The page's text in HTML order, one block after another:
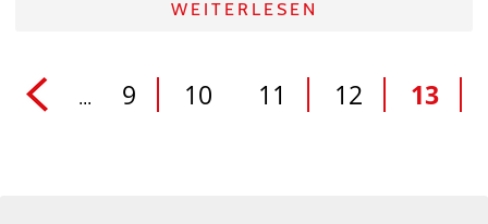
WEITERLESEN
... 9 10 11 12 13